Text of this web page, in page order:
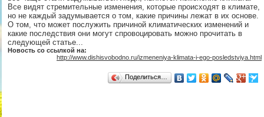
Все видят стремительные изменения, которые происходят в климате,
но не каждый задумывается о том, какие причины лежат в их основе.
О том, что может послужить причиной климатических изменений и
какие последствия они могут спровоцировать можно прочитать в
следующей статье...
Новость со ссылкой на:
http://www.dishisvobodno.ru/izmeneniya-klimata-i-ego-posledstviya.html
Поделиться…